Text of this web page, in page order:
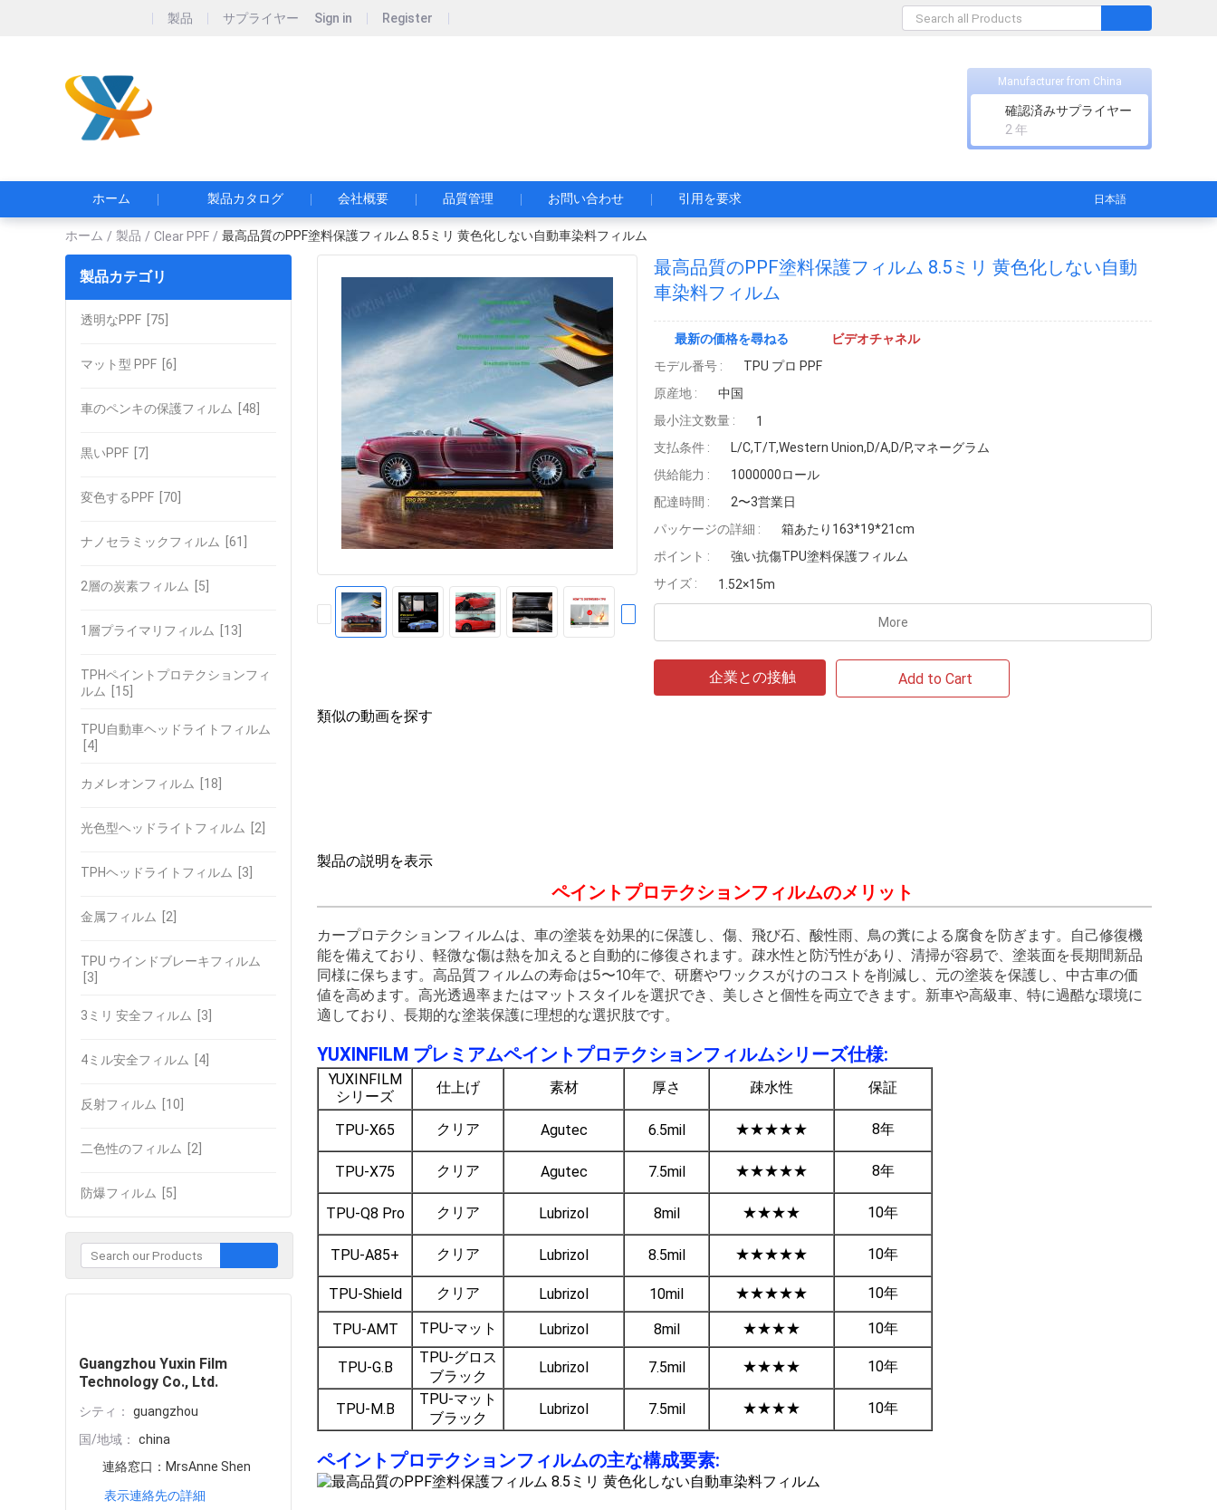
製品 サプライヤー Sign in Register
Manufacturer from China
確認済みサプライヤー
2 年
ホーム 製品カタログ 会社概要 品質管理 お問い合わせ 引用を要求 日本語
ホーム / 製品 / Clear PPF / 最高品質のPPF塗料保護フィルム 8.5ミリ 黄色化しない自動車染料フィルム
製品カテゴリ
透明なPPF [75]
マット型 PPF [6]
車のペンキの保護フィルム [48]
黒いPPF [7]
変色するPPF [70]
ナノセラミックフィルム [61]
2層の炭素フィルム [5]
1層プライマリフィルム [13]
TPHペイントプロテクションフィ
ルム
[15]
TPU自動車ヘッドライトフィルム
[4]
カメレオンフィルム [18]
光色型ヘッドライトフィルム [2]
TPHヘッドライトフィルム [3]
金属フィルム [2]
TPU ウインドブレーキフィルム
[3]
3ミリ 安全フィルム [3]
4ミル安全フィルム [4]
反射フィルム [10]
二色性のフィルム [2]
防爆フィルム [5]
Guangzhou Yuxin Film
Technology Co., Ltd.
シティ：
guangzhou
国/地域：
china
連絡窓口： MrsAnne Shen
表示連絡先の詳細
最高品質のPPF塗料保護フィルム 8.5ミリ 黄色化しない自動
車染料フィルム
最新の価格を尋ねる
ビデオチャネル
モデル番号 :
TPU プロ PPF
原産地 :
中国
最小注文数量 :
1
支払条件 :
L/C,T/T,Western Union,D/A,D/P,マネーグラム
供給能力 :
1000000ロール
配達時間 :
2〜3営業日
パッケージの詳細 :
箱あたり163*19*21cm
ポイント :
強い抗傷TPU塗料保護フィルム
サイズ :
1.52×15m
More
企業との接触 Add to Cart
類似の動画を探す
製品の説明を表示
ペイントプロテクションフィルムのメリット
カープロテクションフィルムは、車の塗装を効果的に保護し、傷、飛び石、酸性雨、鳥の糞による腐食を防ぎます。自己修復機
能を備えており、軽微な傷は熱を加えると自動的に修復されます。疎水性と防汚性があり、清掃が容易で、塗装面を長期間新品
同様に保ちます。高品質フィルムの寿命は5〜10年で、研磨やワックスがけのコストを削減し、元の塗装を保護し、中古車の価
値を高めます。高光透過率またはマットスタイルを選択でき、美しさと個性を両立できます。新車や高級車、特に過酷な環境に
適しており、長期的な塗装保護に理想的な選択肢です。
YUXINFILM プレミアムペイントプロテクションフィルムシリーズ仕様:
YUXINFILM
シリーズ
仕上げ 素材 厚さ 疎水性 保証
TPU-X65 クリア Agutec 6.5mil ★★★★★ 8年
TPU-X75 クリア Agutec 7.5mil ★★★★★ 8年
TPU-Q8 Pro クリア Lubrizol 8mil ★★★★ 10年
TPU-A85+ クリア Lubrizol 8.5mil ★★★★★ 10年
TPU-Shield クリア Lubrizol 10mil ★★★★★ 10年
TPU-AMT TPU-マット Lubrizol 8mil ★★★★ 10年
TPU-G.B
TPU-グロス
ブラック
Lubrizol 7.5mil ★★★★ 10年
TPU-M.B
TPU-マット
ブラック
Lubrizol 7.5mil ★★★★ 10年
ペイントプロテクションフィルムの主な構成要素: